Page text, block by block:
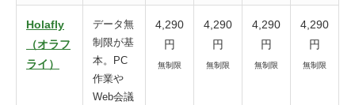
Holafly
（オラフ
ライ）
データ無
制限が基
本。PC
作業や
Web会議
4,290
円
無制限
4,290
円
無制限
4,290
円
無制限
4,290
円
無制限